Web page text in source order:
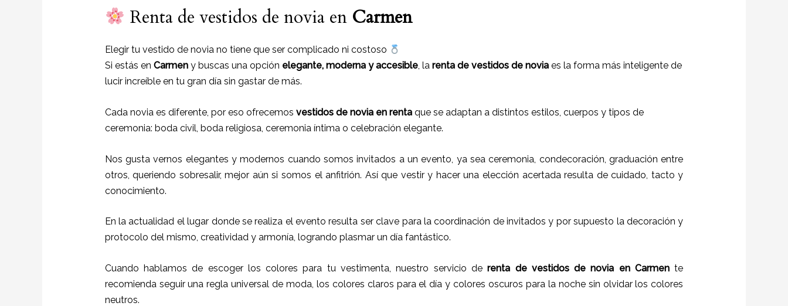
Renta de vestidos de novia en Carmen
Elegir tu vestido de novia no tiene que ser complicado ni costoso
Si estás en Carmen y buscas una opción elegante, moderna y accesible, la renta de vestidos de noviaes la forma más inteligente de
lucir increíble en tu gran día sin gastar de más.
Cada novia es diferente, por eso ofrecemos vestidos de novia en rentaque se adaptan a distintos estilos, cuerpos y tipos de
ceremonia: boda civil, boda religiosa, ceremonia íntima o celebración elegante.
Nos gusta vernos elegantes y modernos cuando somos invitados a un evento, ya sea ceremonia, condecoración, graduación entre
otros, queriendo sobresalir, mejor aún si somos el anfitrión. Así que vestir y hacer una elección acertada resulta de cuidado, tacto y
conocimiento.
En la actualidad el lugar donde se realiza el evento resulta ser clave para la coordinación de invitados y por supuesto la decoración y
protocolo del mismo, creatividad y armonía, logrando plasmar un día fantástico.
Cuando hablamos de escoger los colores para tu vestimenta, nuestro servicio derenta de vestidos de novia en Carmen te
recomienda seguir una regla universal de moda, los colores claros para el día y colores oscuros para la noche sin olvidar los colores
neutros.